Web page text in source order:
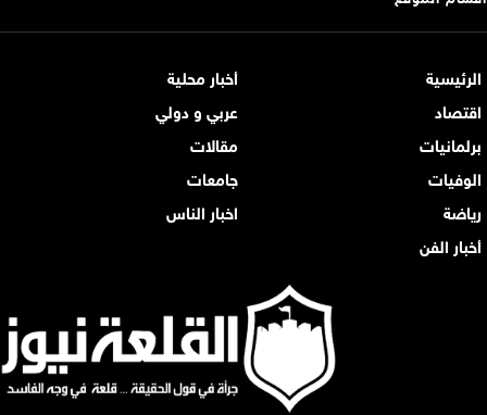
الرئيسية
أخبار محلية
اقتصاد
عربي و دولي
برلمانيات
مقالات
الوفيات
جامعات
رياضة
اخبار الناس
أخبار الفن